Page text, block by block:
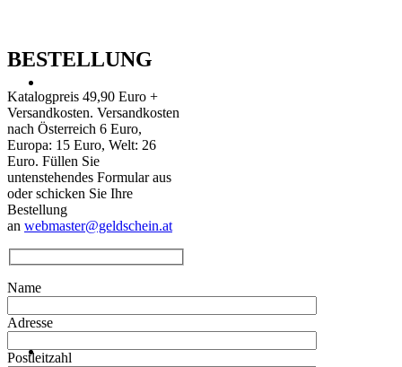
BESTELLUNG
Katalogpreis 49,90 Euro +
Versandkosten. Versandkosten
nach Österreich 6 Euro,
Europa: 15 Euro, Welt: 26
Euro. Füllen Sie
untenstehendes Formular aus
oder schicken Sie Ihre
Bestellung
an webmaster@geldschein.at
Name
Adresse
Postleitzahl